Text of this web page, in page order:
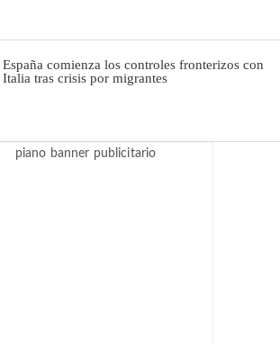
España comienza los controles fronterizos con
Italia tras crisis por migrantes